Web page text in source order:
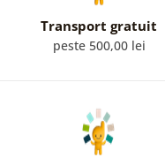
Transport gratuit
peste 500,00 lei